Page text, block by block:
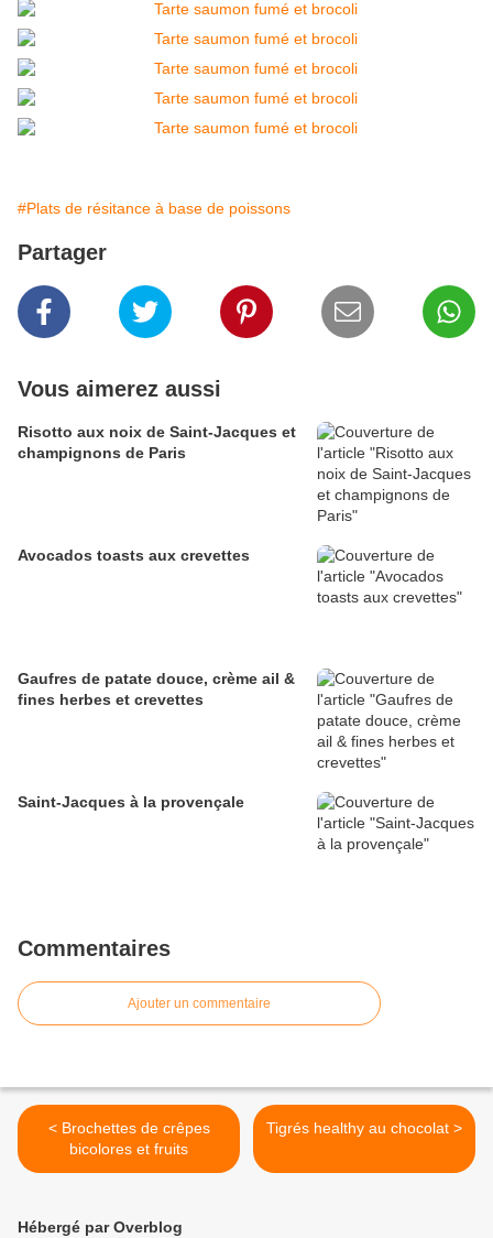
#Plats de résitance à base de poissons
Partager
Vous aimerez aussi
Risotto aux noix de Saint-Jacques et
champignons de Paris
Avocados toasts aux crevettes
Gaufres de patate douce, crème ail &
fines herbes et crevettes
Saint-Jacques à la provençale
Commentaires
Ajouter un commentaire
< Brochettes de crêpes
bicolores et fruits
Tigrés healthy au chocolat >
Hébergé par Overblog